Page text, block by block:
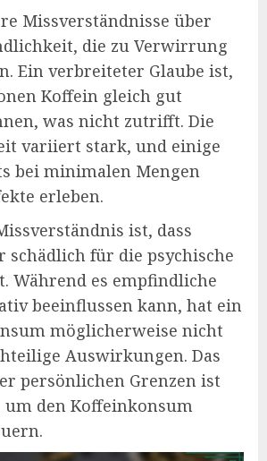
Missverständnisse über
die zu Verwirrung
Ein verbreiteter Glaube ist,
Koffein gleich gut
was nicht zutrifft. Die
variiert stark, und einige
bei minimalen Mengen
erleben.
ist, dass
schädlich für die psychische
Während es empfindliche
beeinflussen kann, hat ein
möglicherweise nicht
Auswirkungen. Das
persönlichen Grenzen ist
um den Koffeinkonsum